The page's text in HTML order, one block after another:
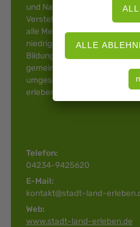
und Naturlandschaften.
Verstehen. Wertschätzen.
alle Menschen jederzeit frei
niedrigschwellige Zugang
Bildungsgerechtigkeit und
gemeinnütziges
umgesetzten
erleben.de
Telefon:
04234-9425620
E-Mail:
kontakt@stadt-land-
Web:
www.stadt-land-erleben.de